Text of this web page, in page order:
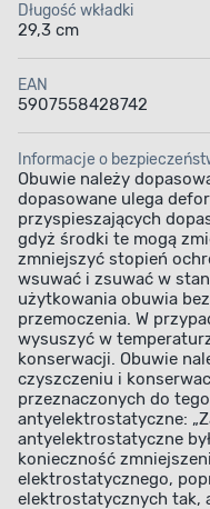
Długość wkładki
29,3 cm
EAN
5907558428742
Informacje o
Obuwie należy
dopasowane ulega
przyspieszających
gdyż środki te mogą
zmniejszyć stopień
wsuwać i zsuwać w
użytkowania obuwia
przemoczenia. W
wysuszyć w
konserwacji. Obuwie
czyszczeniu i
przeznaczonych do
antyelektrostatyczne:
antyelektrostatyczne
konieczność
elektrostatycznego,
elektrostatycznych tak,